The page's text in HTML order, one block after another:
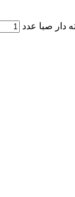
دار صبا عدد